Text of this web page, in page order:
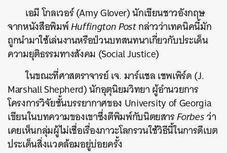
เอมี โกลเวอร์ (Amy Glover) นักเขียนชาวอังกฤษ
จากหนังสือพิมพ์Huffington Postกล่าวว่าเทคนิคนี้มัก
ถูกนำมาใช้เล่นงานหรือป่วนบทสนทนาเกี่ยวกับประเด็น
ความยุติธรรมทางสังคม (Social Justice)
ในขณะที่ศาสตราจารย์ เจ. มาร์แชล เชพเพิร์ด (J.
Marshall Shepherd) นักอุตุนิยมวิทยา ผู้อำนวยการ
โครงการวิจัยชั้นบรรยากาศของ University of Georgia
เขียนในบทความของเขาซึ่งตีพิมพ์กับนิตยสารForbesว่า
เคยเห็นกลุ่มผู้ไม่เชื่อเรื่องภาวะโลกรวนใช้วิธีนี้ในการดีเบต
ประเด็นสิ่งแวดล้อมอยู่บ่อยครั้ง